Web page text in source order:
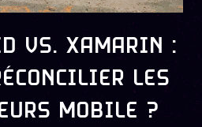
VS. XAMARIN :
LES
MOBILE ?